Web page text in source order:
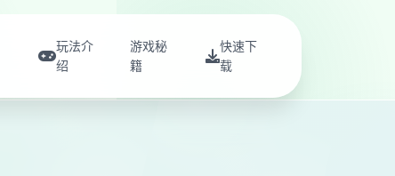
玩法介
绍
游戏秘
籍
快速下
载